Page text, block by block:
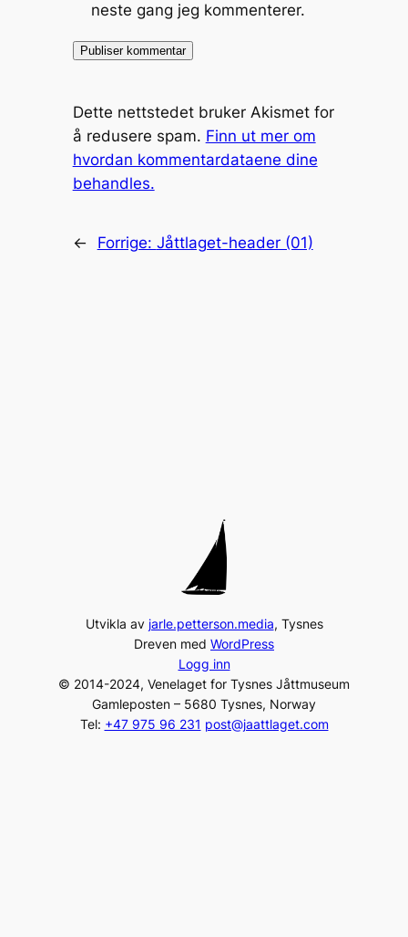
neste gang jeg kommenterer.
Dette nettstedet bruker Akismet for
å redusere spam. Finn ut mer om
hvordan kommentardataene dine
behandles.
← Forrige: Jåttlaget-header (01)
Utvikla av jarle.petterson.media, Tysnes
Dreven med WordPress
Logg inn
© 2014-2024, Venelaget for Tysnes Jåttmuseum
Gamleposten – 5680 Tysnes, Norway
Tel: +47 975 96 231 post@jaattlaget.com